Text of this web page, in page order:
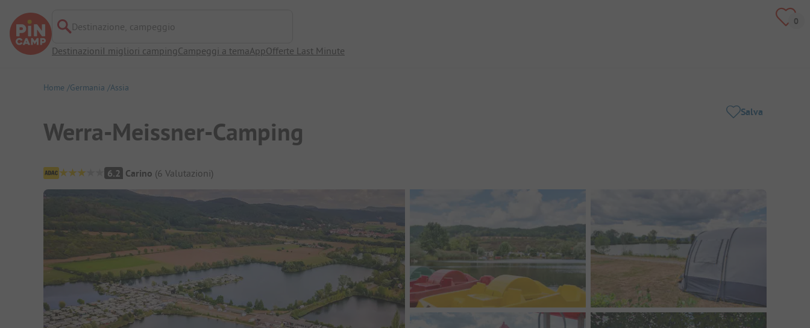
Destinazione, campeggio
DestinazioniI migliori campingCampeggi a temaAppOfferte Last Minute
Home Germania Assia
Werra-Meissner-Camping
Salva
Panoramica del campeggio
6.2 Carino (6 Valutazioni)